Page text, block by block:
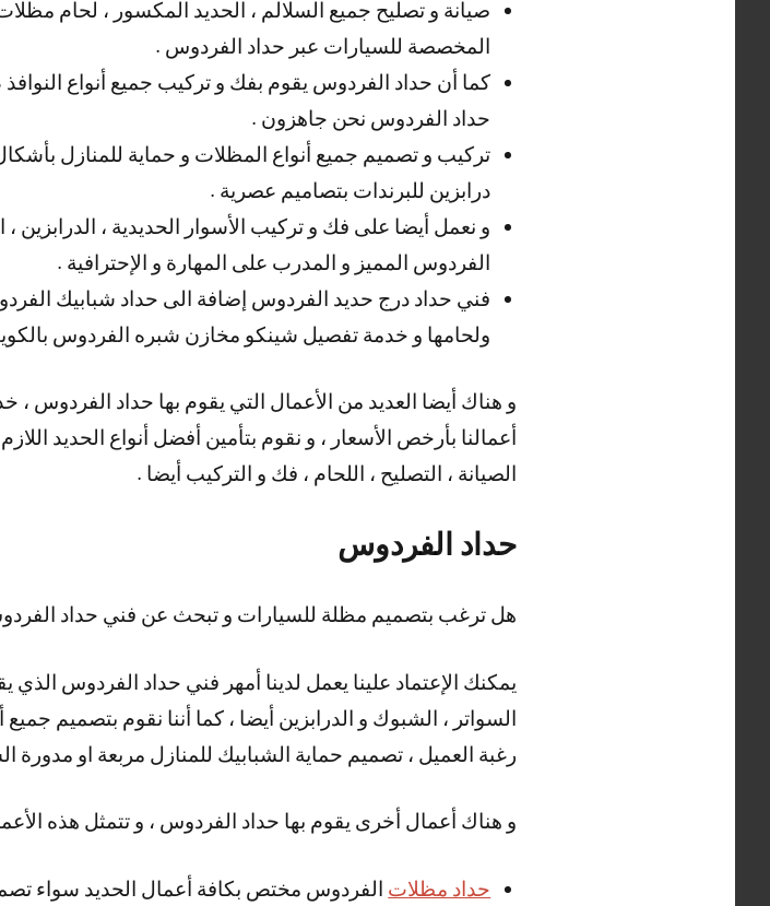
صيانة و تصليح جميع السلالم ، الحديد المكسور ، لحام
المخصصة للسيارات عبر حداد الفردوس .
كما أن حداد الفردوس يقوم بفك و تركيب جميع أنواع
حداد الفردوس نحن جاهزون .
تركيب و تصميم جميع أنواع المظلات و حماية للمنازل
درابزين للبرندات بتصاميم عصرية .
و نعمل أيضا على فك و تركيب الأسوار الحديدية ، الدرابزين
الفردوس المميز و المدرب على المهارة و الإحترافية .
فني حداد درج حديد الفردوس إضافة الى حداد شبابيك
ولحامها و خدمة تفصيل شينكو مخازن شبره الفردوس
أعمالنا بأرخص الأسعار ، و نقوم بتأمين أفضل أنواع الحديد
الصيانة ، التصليح ، اللحام ، فك و التركيب أيضا .
حداد الفردوس
هل ترغب بتصميم مظلة للسيارات و تبحث عن فني حداد
يمكنك الإعتماد علينا يعمل لدينا أمهر فني حداد الفردوس الذي
السواتر ، الشبوك و الدرابزين أيضا ، كما أننا نقوم بتصميم
رغبة العميل ، تصميم حماية الشبابيك للمنازل مربعة او
و هناك أعمال أخرى يقوم بها حداد الفردوس ، و تتمثل هذه
حداد مظلات الفردوس مختص بكافة أعمال الحديد سواء